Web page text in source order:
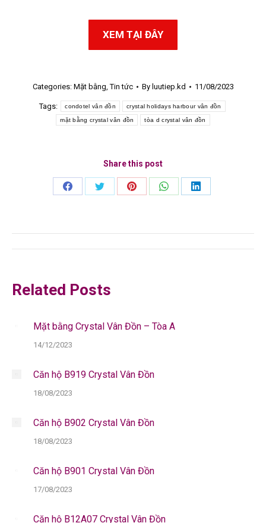
XEM TẠI ĐÂY
Categories: Mặt bằng,Tin tức By luutiep.kd 11/08/2023
Tags: condotel vân đồn crystal holidays harbour vân đồn
mặt bằng crystal vân đồn tòa d crystal vân đồn
Share this post
Share
Share
Share
Share
Share
Post
navigation
Related Posts
Mặt bằng Crystal Vân Đồn – Tòa A
14/12/2023
Căn hộ B919 Crystal Vân Đồn
18/08/2023
Căn hộ B902 Crystal Vân Đồn
18/08/2023
Căn hộ B901 Crystal Vân Đồn
17/08/2023
Căn hộ B12A07 Crystal Vân Đồn